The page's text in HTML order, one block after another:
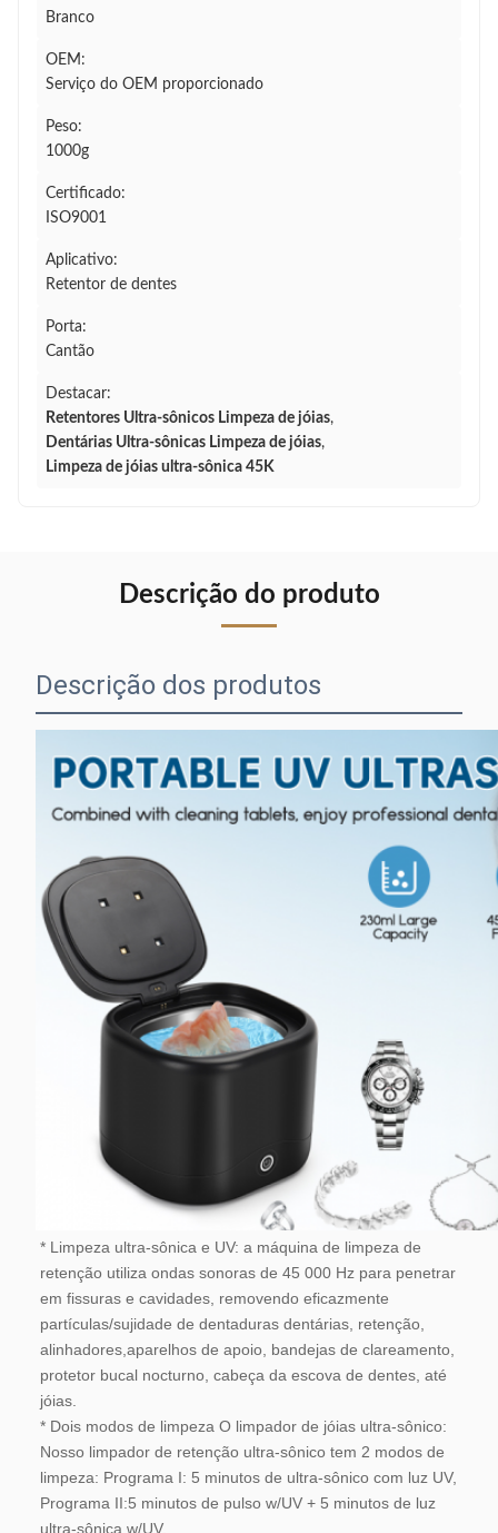
Branco
OEM:
Serviço do OEM proporcionado
Peso:
1000g
Certificado:
ISO9001
Aplicativo:
Retentor de dentes
Porta:
Cantão
Destacar:
Retentores Ultra-sônicos Limpeza de jóias,
Dentárias Ultra-sônicas Limpeza de jóias,
Limpeza de jóias ultra-sônica 45K
Descrição do produto
Descrição dos produtos
* Limpeza ultra-sônica e UV: a máquina de limpeza de
retenção utiliza ondas sonoras de 45 000 Hz para penetrar
em fissuras e cavidades, removendo eficazmente
partículas/sujidade de dentaduras dentárias, retenção,
alinhadores,aparelhos de apoio, bandejas de clareamento,
protetor bucal nocturno, cabeça da escova de dentes, até
jóias.
* Dois modos de limpeza O limpador de jóias ultra-sônico:
Nosso limpador de retenção ultra-sônico tem 2 modos de
limpeza: Programa I: 5 minutos de ultra-sônico com luz UV,
Programa II:5 minutos de pulso w/UV + 5 minutos de luz
ultra-sônica w/UV.